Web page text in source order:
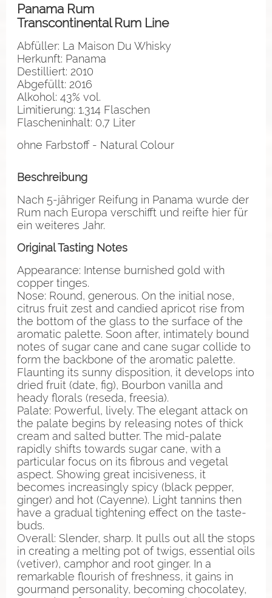
Panama Rum
Transcontinental Rum Line
Abfüller: La Maison Du Whisky
Herkunft: Panama
Destilliert: 2010
Abgefüllt: 2016
Alkohol: 43% vol.
Limitierung: 1.314 Flaschen
Flascheninhalt: 0,7 Liter
ohne Farbstoff - Natural Colour
Beschreibung
Nach 5-jähriger Reifung in Panama wurde der
Rum nach Europa verschifft und reifte hier für
ein weiteres Jahr.
Original Tasting Notes
Appearance: Intense burnished gold with
copper tinges.
Nose: Round, generous. On the initial nose,
citrus fruit zest and candied apricot rise from
the bottom of the glass to the surface of the
aromatic palette. Soon after, intimately bound
notes of sugar cane and cane sugar collide to
form the backbone of the aromatic palette.
Flaunting its sunny disposition, it develops into
dried fruit (date, fig), Bourbon vanilla and
heady florals (reseda, freesia).
Palate: Powerful, lively. The elegant attack on
the palate begins by releasing notes of thick
cream and salted butter. The mid-palate
rapidly shifts towards sugar cane, with a
particular focus on its fibrous and vegetal
aspect. Showing great incisiveness, it
becomes increasingly spicy (black pepper,
ginger) and hot (Cayenne). Light tannins then
have a gradual tightening effect on the taste-
buds.
Overall: Slender, sharp. It pulls out all the stops
in creating a melting pot of twigs, essential oils
(vetiver), camphor and root ginger. In a
remarkable flourish of freshness, it gains in
gourmand personality, becoming chocolatey,